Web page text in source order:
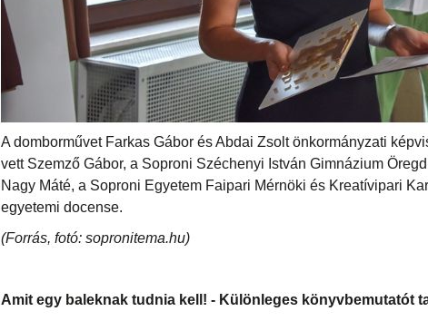
A domborművet Farkas Gábor és Abdai Zsolt önkormányzati
vett Szemző Gábor, a Soproni Széchenyi István Gimnázium
Nagy Máté, a Soproni Egyetem Faipari Mérnöki és Kreatívipari
egyetemi docense.
(Forrás, fotó: sopronitema.hu)
Amit egy baleknak tudnia kell! - Különleges könyvbemutatót